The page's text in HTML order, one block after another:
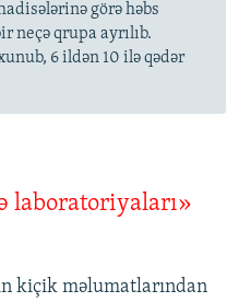
görə həbs
neçə qrupa ayrılıb.
6 ildən 10 ilə qədər
laboratoriyaları»
kiçik məlumatlarından